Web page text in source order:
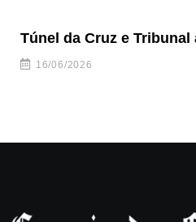
Túnel da Cruz e
16/06/2026